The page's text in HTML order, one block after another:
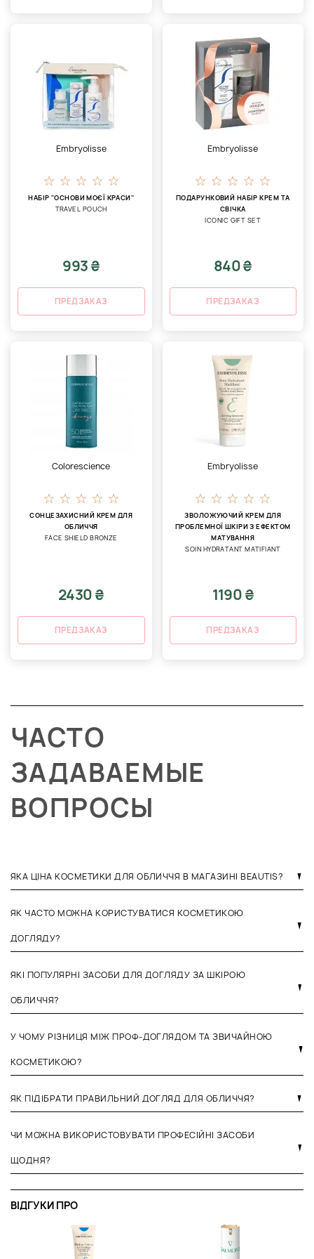
Embryolisse
НАБІР "ОСНОВИ МОЄЇ КРАСИ"
TRAVEL POUCH
993 ₴
ПРЕДЗАКАЗ
Embryolisse
ПОДАРУНКОВИЙ НАБІР КРЕМ ТА
СВІЧКА
ICONIC GIFT SET
840 ₴
ПРЕДЗАКАЗ
Colorescience
СОНЦЕЗАХИСНИЙ КРЕМ ДЛЯ
ОБЛИЧЧЯ
FACE SHIELD BRONZE
2430 ₴
ПРЕДЗАКАЗ
Embryolisse
ЗВОЛОЖУЮЧИЙ КРЕМ ДЛЯ
ПРОБЛЕМНОЇ ШКІРИ З ЕФЕКТОМ
МАТУВАННЯ
SOIN HYDRATANT MATIFIANT
1190 ₴
ПРЕДЗАКАЗ
ЧАСТО
ЗАДАВАЕМЫЕ
ВОПРОСЫ
ЯКА ЦІНА КОСМЕТИКИ ДЛЯ ОБЛИЧЧЯ В МАГАЗИНІ BEAUTIS?
ЯК ЧАСТО МОЖНА КОРИСТУВАТИСЯ КОСМЕТИКОЮ
ДОГЛЯДУ?
ЯКІ ПОПУЛЯРНІ ЗАСОБИ ДЛЯ ДОГЛЯДУ ЗА ШКІРОЮ
ОБЛИЧЧЯ?
У ЧОМУ РІЗНИЦЯ МІЖ ПРОФ-ДОГЛЯДОМ ТА ЗВИЧАЙНОЮ
КОСМЕТИКОЮ?
ЯК ПІДІБРАТИ ПРАВИЛЬНИЙ ДОГЛЯД ДЛЯ ОБЛИЧЧЯ?
ЧИ МОЖНА ВИКОРИСТОВУВАТИ ПРОФЕСІЙНІ ЗАСОБИ
ЩОДНЯ?
ВІДГУКИ ПРО